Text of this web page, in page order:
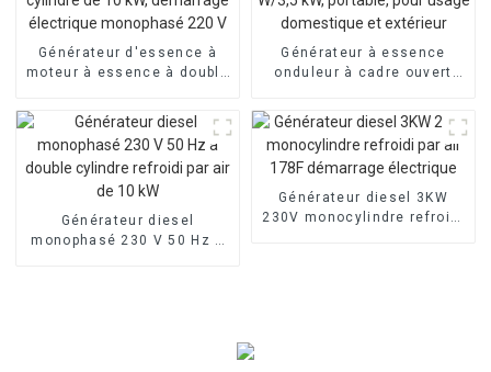
Générateur d'essence à
moteur à essence à double
démarrage électrique
monophasé 220 V
Générateur à essence
onduleur à cadre ouvert
pour usage domestique et
extérieur
Générateur diesel
monophasé 230 V 50 Hz à
Générateur diesel 3KW
230V monocylindre refroidi